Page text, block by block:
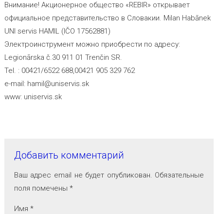
Внимание! Акционерное общество «REBIR» открывает
официальное представительство в Словакии. Milan Habānek
UNI servis HAMIL (IČO 17562881)
Электроинструмент можно приобрести по адресу:
Legionārska č.30 911 01 Trenčin SR.
Tel. : 00421/6522 688,00421 905 329 762
e-mail: hamil@uniservis.sk
www: uniservis.sk
Добавить комментарий
Ваш адрес email не будет опубликован. Обязательные
поля помечены *
Имя *